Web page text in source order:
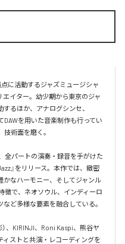
に活動するジャズミュージシャ
イター。幼少期から東京のジャ
るほか、アナログシンセ、
を用いた音楽制作も行ってい
術面を磨く。
全パートの演奏・録音を手がけた
』をリリース。本作では、緻密
かなハーモニー、そしてジャンル
徴で、ネオソウル、インディーロ
ど多様な要素を融合している。
）、KIRINJI、Roni Kaspi、熊谷ヤ
ィストと共演・レコーディングを